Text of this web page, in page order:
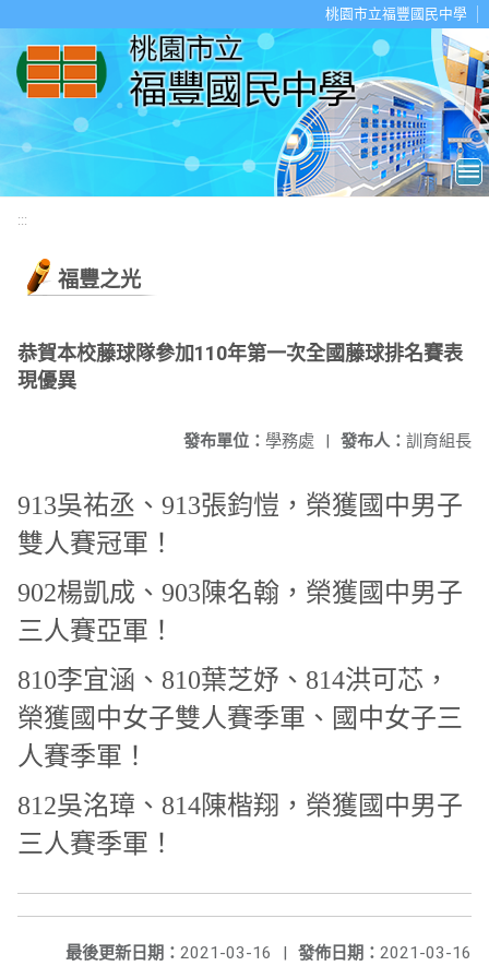
桃園市立福豐國民中學
:::
福豐之光
恭賀本校藤球隊參加110年第一次全國藤球排名賽表
現優異
發布人： 訓育組長
發布單位： 學務處 |
913吳祐丞、913張鈞愷，榮獲國中男子
雙人賽冠軍！
902楊凱成、903陳名翰，榮獲國中男子
三人賽亞軍！
810李宜涵、810葉芝妤、814洪可芯，
榮獲國中女子雙人賽季軍、國中女子三
人賽季軍！
812吳洺璋、814陳楷翔，榮獲國中男子
三人賽季軍！
發佈日期： 2021-03-16
最後更新日期： 2021-03-16 |